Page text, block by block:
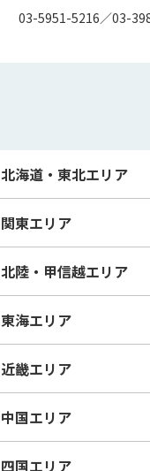
03-5951-5216／03-
北海道・東北エリア
関東エリア
北陸・甲信越エリア
東海エリア
近畿エリア
中国エリア
四国エリア